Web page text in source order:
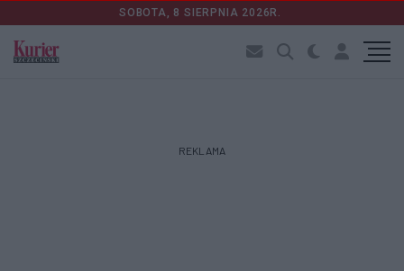
SOBOTA, 8 SIERPNIA 2026R.
REKLAMA